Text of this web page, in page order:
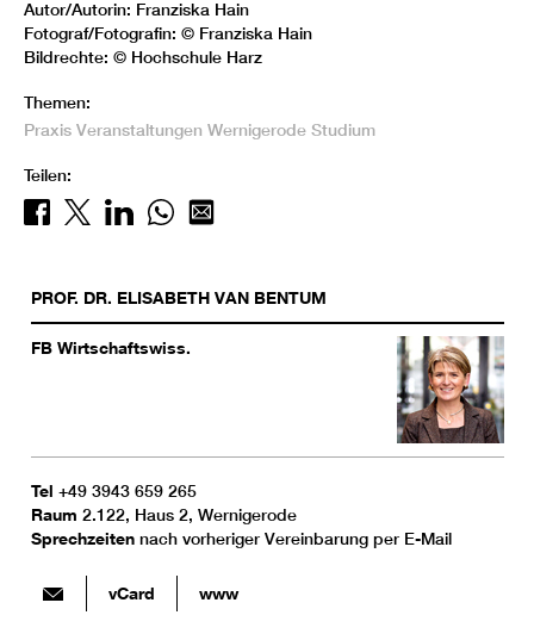
Autor/Autorin: Franziska Hain
Fotograf/Fotografin: © Franziska Hain
Bildrechte: © Hochschule Harz
Themen:
Praxis Veranstaltungen Wernigerode Studium
Teilen:
PROF. DR. ELISABETH VAN BENTUM
FB Wirtschaftswiss.
Tel +49 3943 659 265
Raum 2.122, Haus 2, Wernigerode
Sprechzeiten nach vorheriger Vereinbarung per E-Mail
vCard www